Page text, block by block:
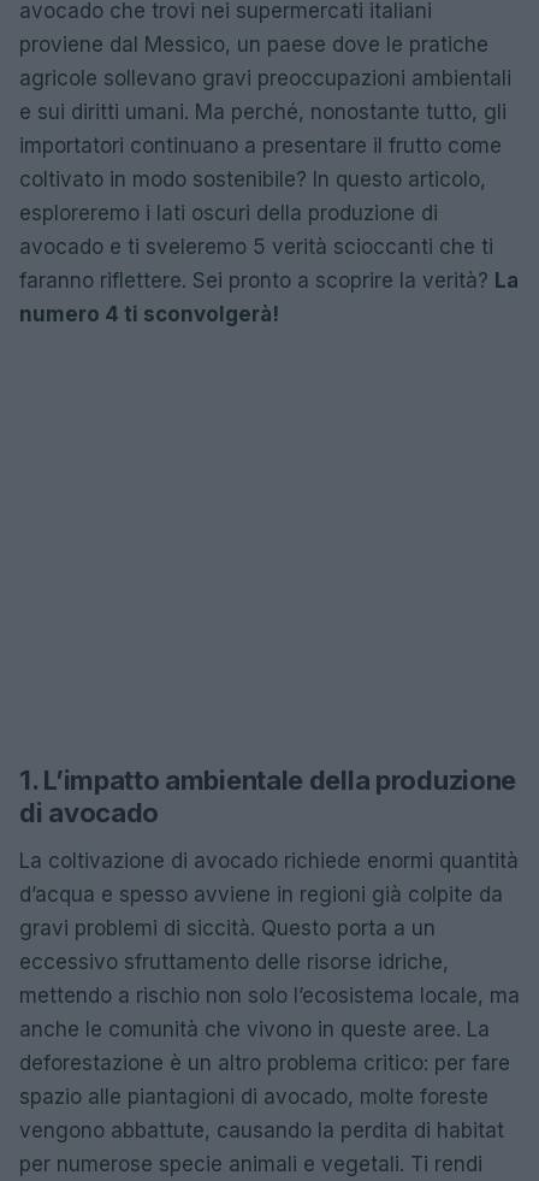
avocado che trovi nei supermercati italiani
proviene dal Messico, un paese dove le pratiche
agricole sollevano gravi preoccupazioni ambientali
e sui diritti umani. Ma perché, nonostante tutto, gli
importatori continuano a presentare il frutto come
coltivato in modo sostenibile? In questo articolo,
esploreremo i lati oscuri della produzione di
avocado e ti sveleremo 5 verità scioccanti che ti
faranno riflettere. Sei pronto a scoprire la verità? La
numero 4 ti sconvolgerà!
1. L’impatto ambientale della produzione
di avocado
La coltivazione di avocado richiede enormi quantità
d’acqua e spesso avviene in regioni già colpite da
gravi problemi di siccità. Questo porta a un
eccessivo sfruttamento delle risorse idriche,
mettendo a rischio non solo l’ecosistema locale, ma
anche le comunità che vivono in queste aree. La
deforestazione è un altro problema critico: per fare
spazio alle piantagioni di avocado, molte foreste
vengono abbattute, causando la perdita di habitat
per numerose specie animali e vegetali. Ti rendi